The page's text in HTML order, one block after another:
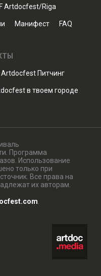
Artdocfest/Riga
Манифест FAQ
Artdocfest Питчинг
в твоем городе
Программа
Использование
только при
Все права на
их авторам.